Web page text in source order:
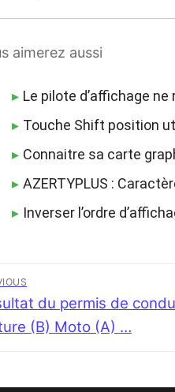
aimerez aussi
Le pilote d’affichage
Touche Shift position
Connaitre sa carte
AZERTYPLUS :
Inverser l’ordre
du permis de
(B) Moto (A) …